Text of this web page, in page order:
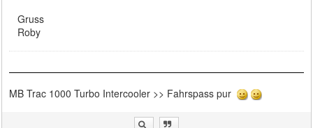
Gruss
Roby
MB Trac 1000 Turbo Intercooler >> Fahrspass pur